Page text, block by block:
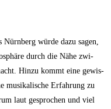
wür­de dazu sagen,
durch die Nähe zwi­
Hin­zu kommt eine gewis­
musi­ka­li­sche Erfah­rung zu
laut gespro­chen und viel